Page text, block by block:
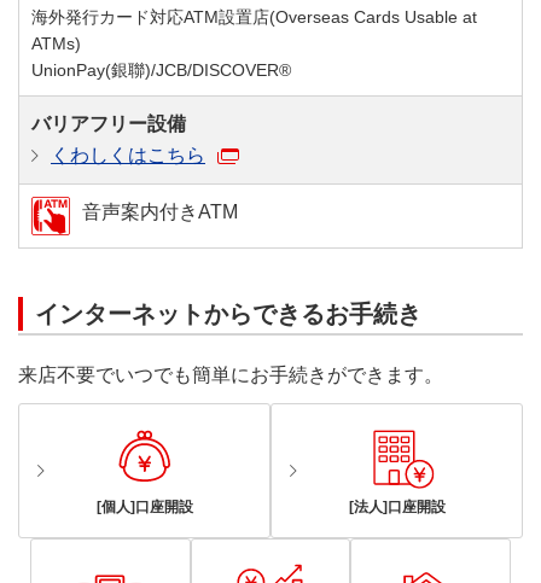
海外発行カード対応ATM設置店(Overseas Cards Usable at
ATMs)
UnionPay(銀聯)/JCB/DISCOVER®
バリアフリー設備
くわしくはこちら
音声案内付きATM
インターネットからできるお手続き
来店不要でいつでも簡単にお手続きができます。
[個人]口座開設 [法人]口座開設